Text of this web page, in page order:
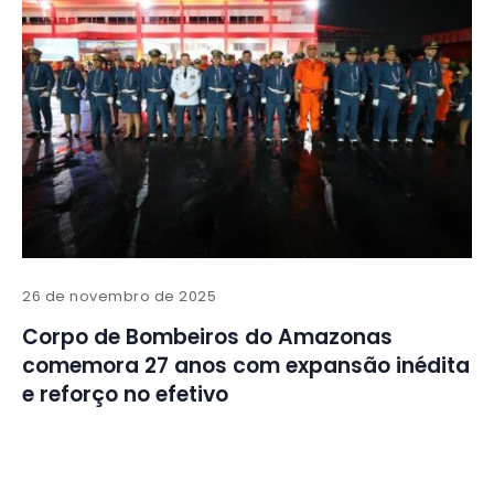
26 de novembro de 2025
Corpo de Bombeiros do Amazonas
comemora 27 anos com expansão inédita
e reforço no efetivo